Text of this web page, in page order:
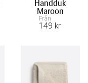
Handduk
Maroon
Från
149 kr